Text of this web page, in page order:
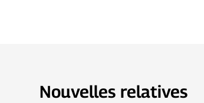
Nouvelles relatives